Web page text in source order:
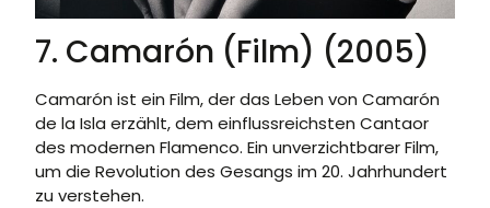
7. Camarón (Film) (2005)
Camarón ist ein Film, der das Leben von Camarón
de la Isla erzählt, dem einflussreichsten Cantaor
des modernen Flamenco. Ein unverzichtbarer Film,
um die Revolution des Gesangs im 20. Jahrhundert
zu verstehen.